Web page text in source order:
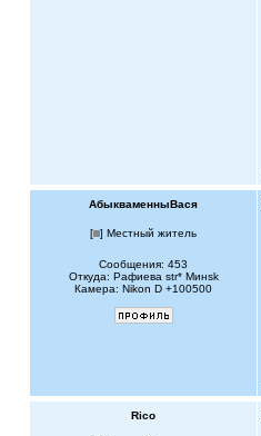
АбыкваменныВася
[ ] Местный житель
Сообщения: 453
Откуда: Рафиева str* Mинsk
Камера: Nikon D +100500
Rico